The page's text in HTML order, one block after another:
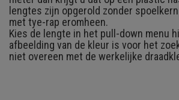
lengtes zijn opgerold zonder
met tye-rap eromheen.
Kies de lengte in het pull-down menu
afbeelding van de kleur is voor het
niet overeen met de werkelijke